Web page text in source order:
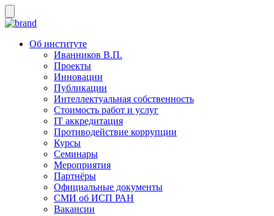
Об институте
Иванников В.П.
Проекты
Инновации
Публикации
Интеллектуальная собственность
Стоимость работ и услуг
IT аккредитация
Противодействие коррупции
Курсы
Семинары
Мероприятия
Партнёры
Официальные документы
СМИ об ИСП РАН
Вакансии